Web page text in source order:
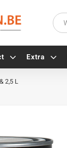
Extra
Hoekankers
2,5 L